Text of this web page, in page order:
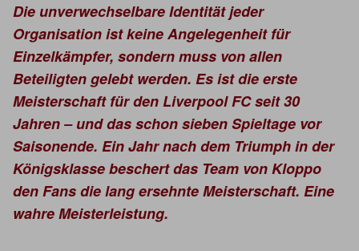
Die unverwechselbare Identität jeder
Organisation ist keine Angelegenheit für
Einzelkämpfer, sondern muss von allen
Beteiligten gelebt werden. Es ist die erste
Meisterschaft für den Liverpool FC seit 30
Jahren – und das schon sieben Spieltage vor
Saisonende. Ein Jahr nach dem Triumph in der
Königsklasse beschert das Team von Kloppo
den Fans die lang ersehnte Meisterschaft. Eine
wahre Meisterleistung.